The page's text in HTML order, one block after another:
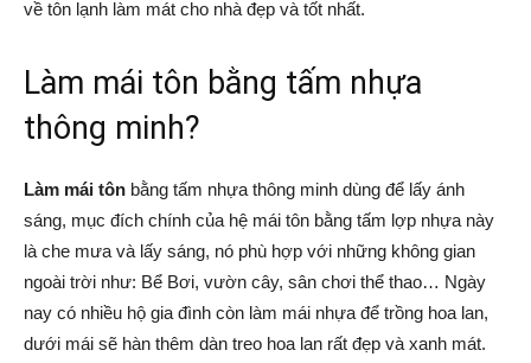
về tôn lạnh làm mát cho nhà đẹp và tốt nhất.
Làm mái tôn bằng tấm nhựa
thông minh?
Làm mái tôn bằng tấm nhựa thông minh dùng để lấy ánh
sáng, mục đích chính của hệ mái tôn bằng tấm lợp nhựa này
là che mưa và lấy sáng, nó phù hợp với những không gian
ngoài trời như: Bể Bơi, vườn cây, sân chơi thể thao… Ngày
nay có nhiều hộ gia đình còn làm mái nhựa để trồng hoa lan,
dưới mái sẽ hàn thêm dàn treo hoa lan rất đẹp và xanh mát.